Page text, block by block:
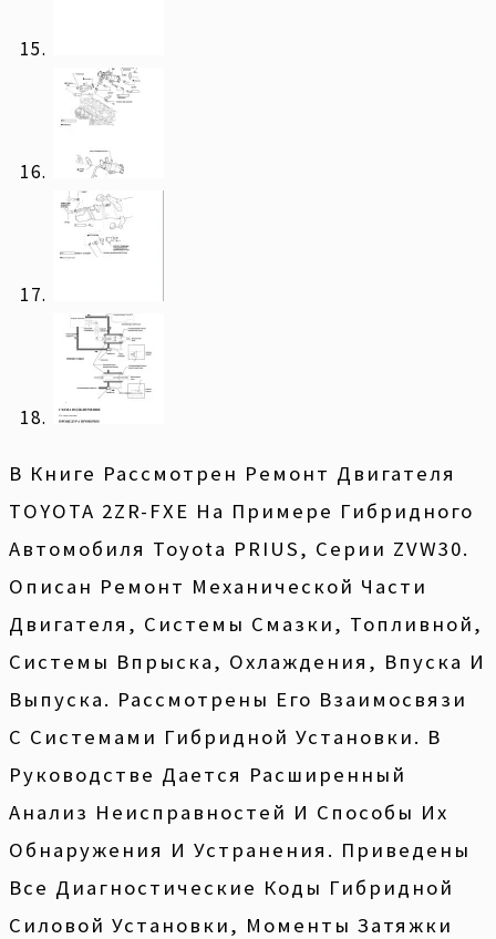
В Книге Рассмотрен Ремонт Двигателя
TOYOTA 2ZR-FXE На Примере Гибридного
Автомобиля Toyota PRIUS, Серии ZVW30.
Описан Ремонт Механической Части
Двигателя, Системы Смазки, Топливной,
Системы Впрыска, Охлаждения, Впуска И
Выпуска. Рассмотрены Его Взаимосвязи
С Системами Гибридной Установки. В
Руководстве Дается Расширенный
Анализ Неисправностей И Способы Их
Обнаружения И Устранения. Приведены
Все Диагностические Коды Гибридной
Силовой Установки, Моменты Затяжки